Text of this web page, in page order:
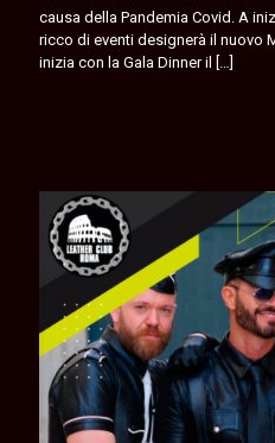
causa della Pandemia Covid. A
ricco di eventi designerà il nuovo
inizia con la Gala Dinner il
[…]